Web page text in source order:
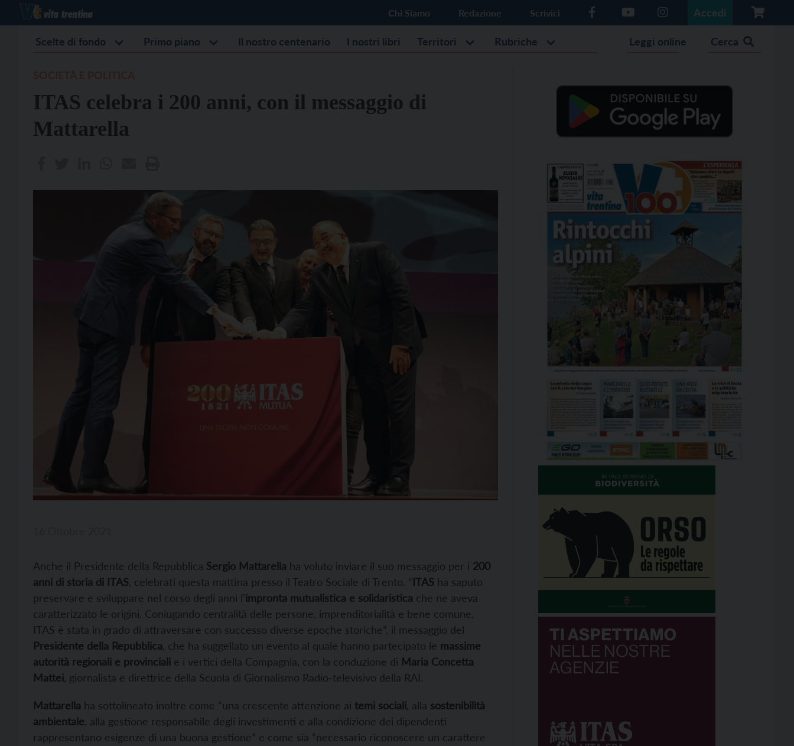
Chi Siamo Redazione Scrivici Accedi
Scelte di fondo Primo piano Il nostro centenario I nostri libri Territori Rubriche Leggi online Cerca
ITAS celebra i 200 anni, con il messaggio di
Mattarella
Anche il Presidente della Repubblica Sergio Mattarella ha voluto inviare il suo messaggio per i 200
anni di storia di ITAS , celebrati questa mattina presso il Teatro Sociale di Trento. “ITAS ha saputo
preservare e sviluppare nel corso degli anni l’impronta mutualistica e solidaristica che ne aveva
caratterizzato le origini. Coniugando centralità delle persone, imprenditorialità e bene comune,
ITAS è stata in grado di attraversare con successo diverse epoche storiche”, il messaggio del
Presidente della Repubblica , che ha suggellato un evento al quale hanno partecipato le massime
autorità regionali e provinciali e i vertici della Compagnia, con la conduzione di Maria Concetta
Mattei , giornalista e direttrice della Scuola di Giornalismo Radio-televisivo della RAI.
Mattarella ha sottolineato inoltre come “una crescente attenzione ai temi sociali , alla sostenibilità
ambientale , alla gestione responsabile degli investimenti e alla condizione dei dipendenti
rappresentano esigenze di una buona gestione” e come sia “necessario riconoscere un carattere